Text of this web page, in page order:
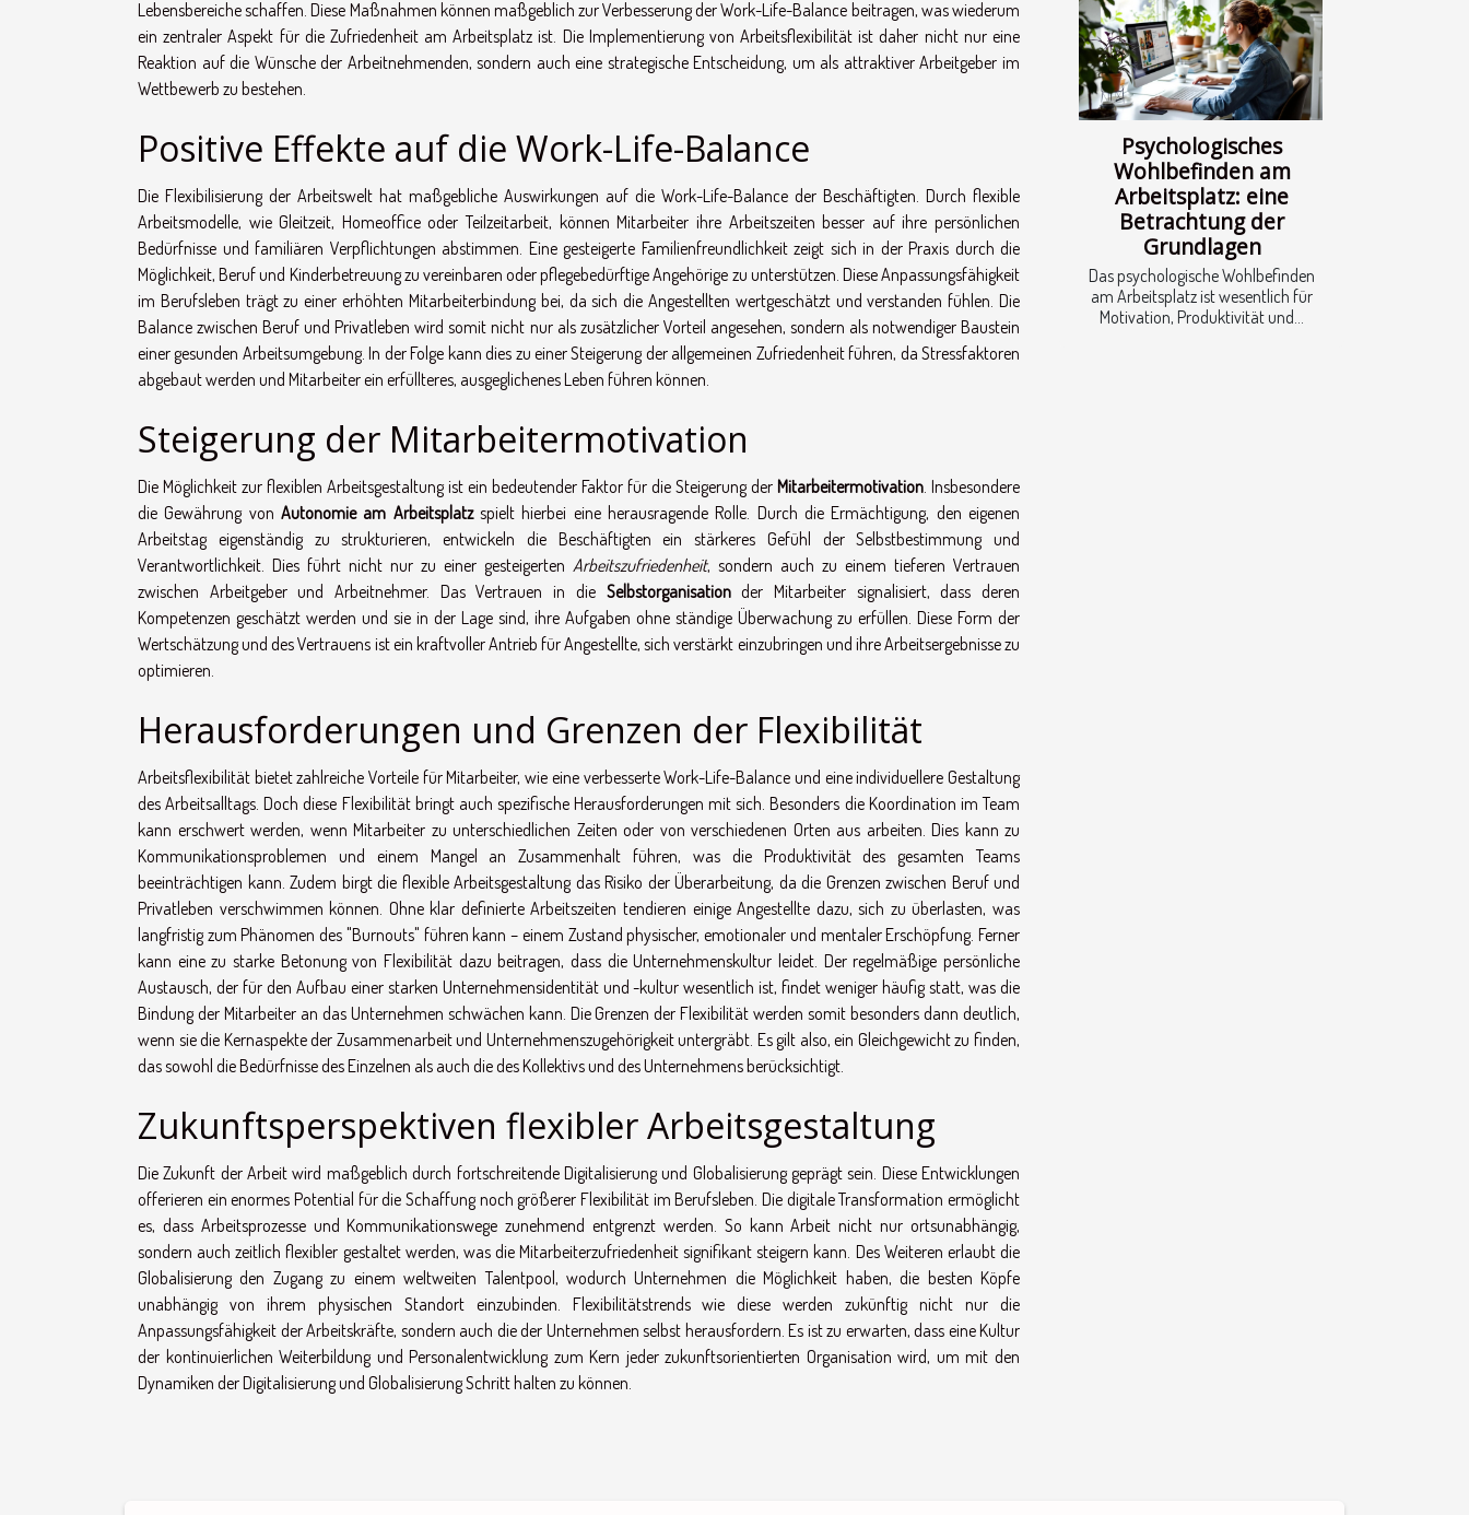
Lebensbereiche schaffen. Diese Maßnahmen können maßgeblich zur Verbesserung der Work-Life-Balance beitragen, was wiederum
ein zentraler Aspekt für die Zufriedenheit am Arbeitsplatz ist. Die Implementierung von Arbeitsflexibilität ist daher nicht nur eine
Reaktion auf die Wünsche der Arbeitnehmenden, sondern auch eine strategische Entscheidung, um als attraktiver Arbeitgeber im
Wettbewerb zu bestehen.
Positive Effekte auf die Work-Life-Balance
Die Flexibilisierung der Arbeitswelt hat maßgebliche Auswirkungen auf die Work-Life-Balance der Beschäftigten. Durch flexible
Arbeitsmodelle, wie Gleitzeit, Homeoffice oder Teilzeitarbeit, können Mitarbeiter ihre Arbeitszeiten besser auf ihre persönlichen
Bedürfnisse und familiären Verpflichtungen abstimmen. Eine gesteigerte Familienfreundlichkeit zeigt sich in der Praxis durch die
Möglichkeit, Beruf und Kinderbetreuung zu vereinbaren oder pflegebedürftige Angehörige zu unterstützen. Diese Anpassungsfähigkeit
im Berufsleben trägt zu einer erhöhten Mitarbeiterbindung bei, da sich die Angestellten wertgeschätzt und verstanden fühlen. Die
Balance zwischen Beruf und Privatleben wird somit nicht nur als zusätzlicher Vorteil angesehen, sondern als notwendiger Baustein
einer gesunden Arbeitsumgebung. In der Folge kann dies zu einer Steigerung der allgemeinen Zufriedenheit führen, da Stressfaktoren
abgebaut werden und Mitarbeiter ein erfüllteres, ausgeglichenes Leben führen können.
Steigerung der Mitarbeitermotivation
Die Möglichkeit zur flexiblen Arbeitsgestaltung ist ein bedeutender Faktor für die Steigerung der Mitarbeitermotivation. Insbesondere
die Gewährung von Autonomie am Arbeitsplatzspielt hierbei eine herausragende Rolle. Durch die Ermächtigung, den eigenen
Arbeitstag eigenständig zu strukturieren, entwickeln die Beschäftigten ein stärkeres Gefühl der Selbstbestimmung und
Verantwortlichkeit. Dies führt nicht nur zu einer gesteigerten Arbeitszufriedenheit, sondern auch zu einem tieferen Vertrauen
zwischen Arbeitgeber und Arbeitnehmer. Das Vertrauen in die Selbstorganisationder Mitarbeiter signalisiert, dass deren
Kompetenzen geschätzt werden und sie in der Lage sind, ihre Aufgaben ohne ständige Überwachung zu erfüllen. Diese Form der
Wertschätzung und des Vertrauens ist ein kraftvoller Antrieb für Angestellte, sich verstärkt einzubringen und ihre Arbeitsergebnisse zu
optimieren.
Herausforderungen und Grenzen der Flexibilität
Arbeitsflexibilität bietet zahlreiche Vorteile für Mitarbeiter, wie eine verbesserte Work-Life-Balance und eine individuellere Gestaltung
des Arbeitsalltags. Doch diese Flexibilität bringt auch spezifische Herausforderungen mit sich. Besonders die Koordination im Team
kann erschwert werden, wenn Mitarbeiter zu unterschiedlichen Zeiten oder von verschiedenen Orten aus arbeiten. Dies kann zu
Kommunikationsproblemen und einem Mangel an Zusammenhalt führen, was die Produktivität des gesamten Teams
beeinträchtigen kann. Zudem birgt die flexible Arbeitsgestaltung das Risiko der Überarbeitung, da die Grenzen zwischen Beruf und
Privatleben verschwimmen können. Ohne klar definierte Arbeitszeiten tendieren einige Angestellte dazu, sich zu überlasten, was
langfristig zum Phänomen des "Burnouts" führen kann – einem Zustand physischer, emotionaler und mentaler Erschöpfung. Ferner
kann eine zu starke Betonung von Flexibilität dazu beitragen, dass die Unternehmenskultur leidet. Der regelmäßige persönliche
Austausch, der für den Aufbau einer starken Unternehmensidentität und -kultur wesentlich ist, findet weniger häufig statt, was die
Bindung der Mitarbeiter an das Unternehmen schwächen kann. Die Grenzen der Flexibilität werden somit besonders dann deutlich,
wenn sie die Kernaspekte der Zusammenarbeit und Unternehmenszugehörigkeit untergräbt. Es gilt also, ein Gleichgewicht zu finden,
das sowohl die Bedürfnisse des Einzelnen als auch die des Kollektivs und des Unternehmens berücksichtigt.
Zukunftsperspektiven flexibler Arbeitsgestaltung
Die Zukunft der Arbeit wird maßgeblich durch fortschreitende Digitalisierung und Globalisierung geprägt sein. Diese Entwicklungen
offerieren ein enormes Potential für die Schaffung noch größerer Flexibilität im Berufsleben. Die digitale Transformation ermöglicht
es, dass Arbeitsprozesse und Kommunikationswege zunehmend entgrenzt werden. So kann Arbeit nicht nur ortsunabhängig,
sondern auch zeitlich flexibler gestaltet werden, was die Mitarbeiterzufriedenheit signifikant steigern kann. Des Weiteren erlaubt die
Globalisierung den Zugang zu einem weltweiten Talentpool, wodurch Unternehmen die Möglichkeit haben, die besten Köpfe
unabhängig von ihrem physischen Standort einzubinden. Flexibilitätstrends wie diese werden zukünftig nicht nur die
Anpassungsfähigkeit der Arbeitskräfte, sondern auch die der Unternehmen selbst herausfordern. Es ist zu erwarten, dass eine Kultur
der kontinuierlichen Weiterbildung und Personalentwicklung zum Kern jeder zukunftsorientierten Organisation wird, um mit den
Dynamiken der Digitalisierung und Globalisierung Schritt halten zu können.
Psychologisches
Wohlbefinden am
Arbeitsplatz: eine
Betrachtung der
Grundlagen
Das psychologische Wohlbefinden
am Arbeitsplatz ist wesentlich für
Motivation, Produktivität und...